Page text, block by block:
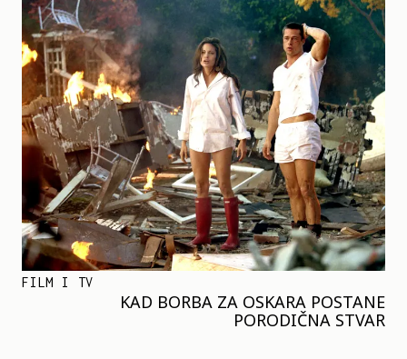
FILM I TV
KAD BORBA ZA OSKARA POSTANE
PORODIČNA STVAR